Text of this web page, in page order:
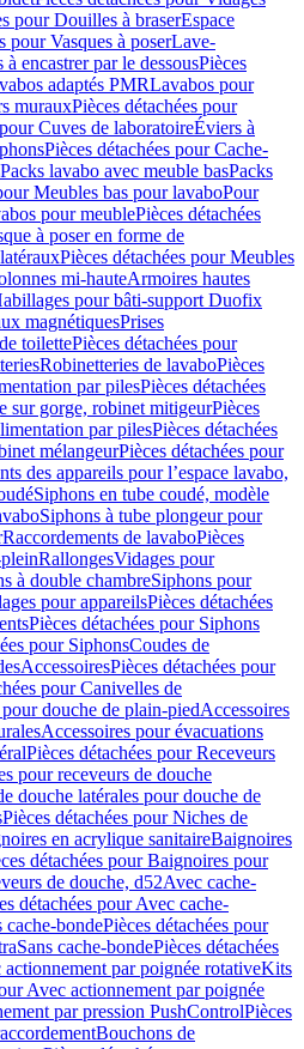
pour Douilles à braserEspace
pour Vasques à poserLave-
à encastrer par le dessousPièces
adaptés PMRLavabos pour
murauxPièces détachées pour
Cuves de laboratoireÉviers à
Pièces détachées pour Cache-
Packs lavabo avec meuble basPacks
Meubles bas pour lavaboPour
pour meublePièces détachées
à poser en forme de
Pièces détachées pour Meubles
mi-hauteArmoires hautes
pour bâti-support Duofix
magnétiquesPrises
toilettePièces détachées pour
Robinetteries de lavaboPièces
par pilesPièces détachées
sur gorge, robinet mitigeurPièces
par pilesPièces détachées
mélangeurPièces détachées pour
des appareils pour l’espace lavabo,
Siphons en tube coudé, modèle
Siphons à tube plongeur pour
Raccordements de lavaboPièces
RallongesVidages pour
à double chambreSiphons pour
pour appareilsPièces détachées
Pièces détachées pour Siphons
pour SiphonsCoudes de
AccessoiresPièces détachées pour
pour Canivelles de
douche de plain-piedAccessoires
Accessoires pour évacuations
Pièces détachées pour Receveurs
pour receveurs de douche
douche latérales pour douche de
Pièces détachées pour Niches de
en acrylique sanitaireBaignoires
détachées pour Baignoires pour
de douche, d52Avec cache-
détachées pour Avec cache-
cache-bondePièces détachées pour
Sans cache-bondePièces détachées
actionnement par poignée rotativeKits
Avec actionnement par poignée
par pression PushControlPièces
Bouchons de